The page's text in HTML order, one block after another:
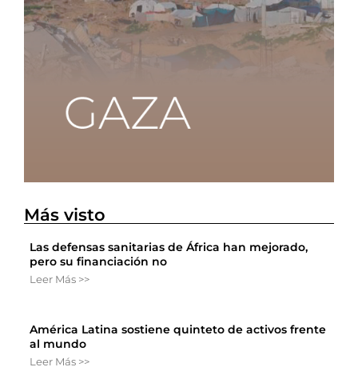
Más visto
Las defensas sanitarias de África han mejorado,
pero su financiación no
Leer Más >>
América Latina sostiene quinteto de activos frente
al mundo
Leer Más >>